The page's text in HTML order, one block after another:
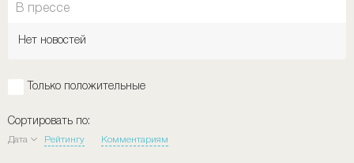
В прессе
Нет новостей
Только положительные
Сортировать по:
Дата Рейтингу Комментариям